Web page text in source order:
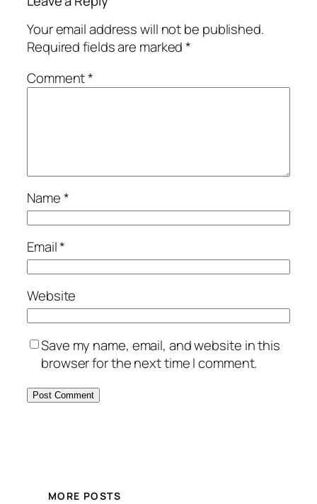
Your email address will not be published.
Required fields are marked*
Comment*
Name*
Email*
Website
Save my name, email, and website in this
browser for the next time I comment.
MORE POSTS